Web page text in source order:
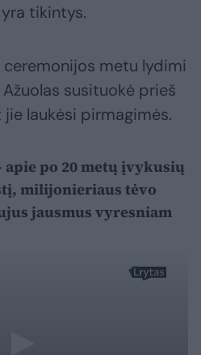
tikintys.
metu lydimi
susituokė prieš
laukėsi pirmagimės.
po 20 metų įvykusių
milijonieriaus tėvo
jausmus vyresniam